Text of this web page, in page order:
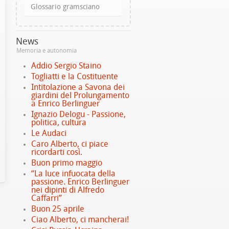
Glossario gramsciano
News
Memoria e autonomia
Addio Sergio Staino
Togliatti e la Costituente
Intitolazione a Savona dei
giardini del Prolungamento
a Enrico Berlinguer
Ignazio Delogu - Passione,
politica, cultura
Le Audaci
Caro Alberto, ci piace
ricordarti così.
Buon primo maggio
“La luce infuocata della
passione. Enrico Berlinguer
nei dipinti di Alfredo
Caffarri”
Buon 25 aprile
Ciao Alberto, ci mancherai!